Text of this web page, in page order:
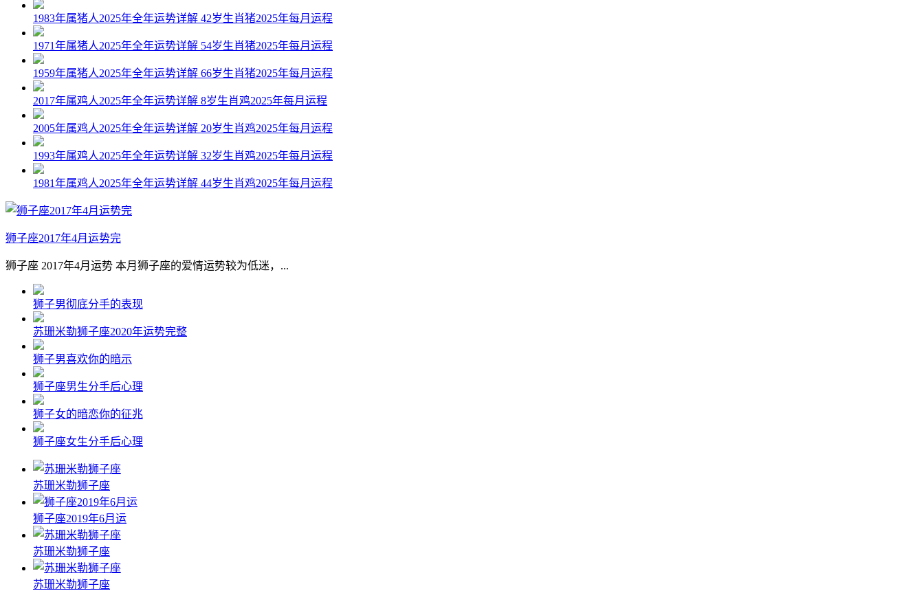
1983年属猪人2025年全年运势详解 42岁生肖猪2025年每月运程
1971年属猪人2025年全年运势详解 54岁生肖猪2025年每月运程
1959年属猪人2025年全年运势详解 66岁生肖猪2025年每月运程
2017年属鸡人2025年全年运势详解 8岁生肖鸡2025年每月运程
2005年属鸡人2025年全年运势详解 20岁生肖鸡2025年每月运程
1993年属鸡人2025年全年运势详解 32岁生肖鸡2025年每月运程
1981年属鸡人2025年全年运势详解 44岁生肖鸡2025年每月运程
狮子座2017年4月运势完
狮子座 2017年4月运势 本月狮子座的爱情运势较为低迷，...
狮子男彻底分手的表现
苏珊米勒狮子座2020年运势完整
狮子男喜欢你的暗示
狮子座男生分手后心理
狮子女的暗恋你的征兆
狮子座女生分手后心理
苏珊米勒狮子座
狮子座2019年6月运
苏珊米勒狮子座
苏珊米勒狮子座